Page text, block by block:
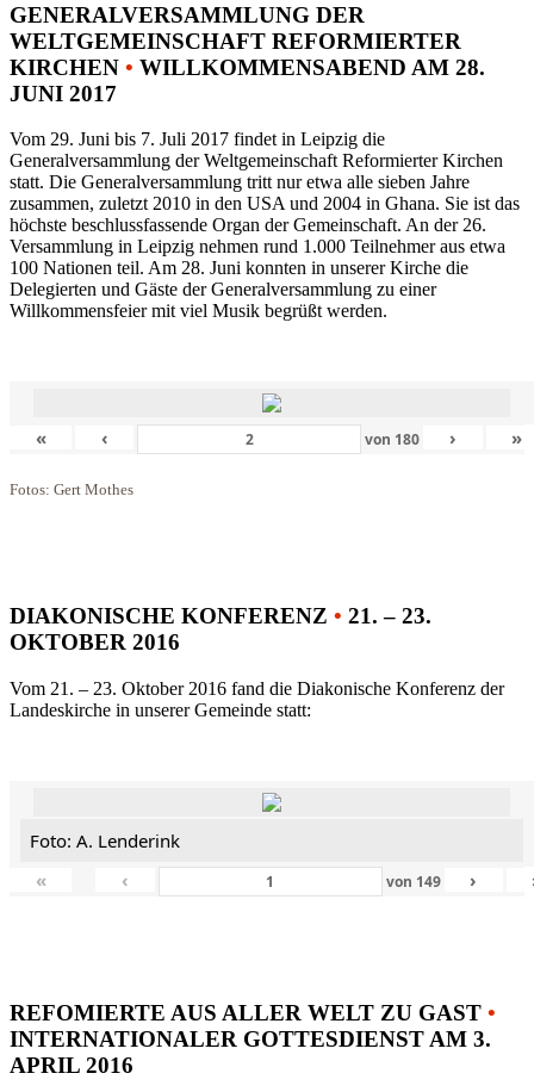
GENERALVERSAMMLUNG DER
WELTGEMEINSCHAFT REFORMIERTER
KIRCHEN • WILLKOMMENSABEND AM 28.
JUNI 2017
Vom 29. Juni bis 7. Juli 2017 findet in Leipzig die
Generalversammlung der Weltgemeinschaft Reformierter Kirchen
statt. Die Generalversammlung tritt nur etwa alle sieben Jahre
zusammen, zuletzt 2010 in den USA und 2004 in Ghana. Sie ist das
höchste beschlussfassende Organ der Gemeinschaft. An der 26.
Versammlung in Leipzig nehmen rund 1.000 Teilnehmer aus etwa
100 Nationen teil. Am 28. Juni konnten in unserer Kirche die
Delegierten und Gäste der Generalversammlung zu einer
Willkommensfeier mit viel Musik begrüßt werden.
« ‹ von 180 › »
Fotos: Gert Mothes
DIAKONISCHE KONFERENZ • 21. – 23.
OKTOBER 2016
Vom 21. – 23. Oktober 2016 fand die Diakonische Konferenz der
Landeskirche in unserer Gemeinde statt:
Foto: A. Lenderink
«
‹ von 149 ›
REFOMIERTE AUS ALLER WELT ZU GAST •
INTERNATIONALER GOTTESDIENST AM 3.
APRIL 2016